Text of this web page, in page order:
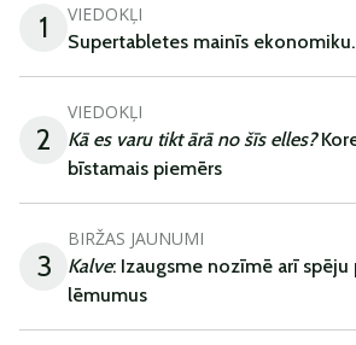
1
VIEDOKĻI
Supertabletes mainīs
2
VIEDOKĻI
Kā es varu tikt ārā no šīs elles?
bīstamais piemērs
3
BIRŽAS JAUNUMI
Kalve: Izaugsme nozīmē arī
lēmumus